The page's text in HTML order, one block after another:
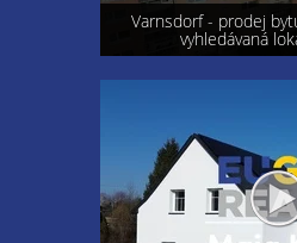
Varnsdorf - prodej
vyhledávaná